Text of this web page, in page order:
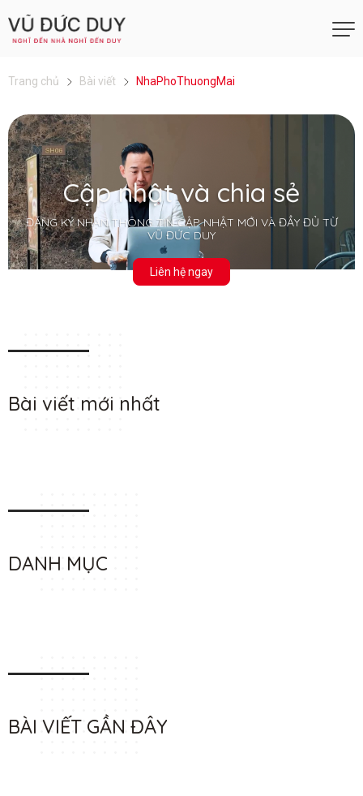
Trang chủ Bài viết NhaPhoThuongMai
Cập nhật và chia sẻ
ĐĂNG KÝ NHẬN THÔNG TIN CẬP NHẬT MỚI VÀ ĐẦY ĐỦ TỪ
VŨ ĐỨC DUY
Liên hệ ngay
Bài viết mới nhất
DANH MỤC
BÀI VIẾT GẦN ĐÂY